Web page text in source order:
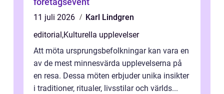
11 juli 2026
Karl Lindgren
editorial ,Kulturella upplevelser
Att möta ursprungsbefolkningar kan vara en
av de mest minnesvärda upplevelserna på
en resa. Dessa möten erbjuder unika insikter
i traditioner, ritualer, livsstilar och världs...